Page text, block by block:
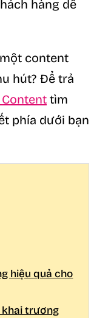
hàng dễ
content
hút? Để trả
tìm
phía dưới bạn
hiệu quả cho
trương